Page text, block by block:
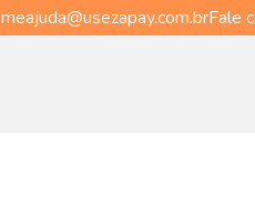
meajuda@usezapay.com.brFale